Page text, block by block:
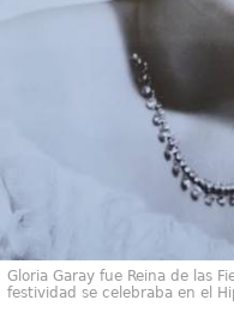
Gloria Garay fue Reina de las
festividad se celebraba en el